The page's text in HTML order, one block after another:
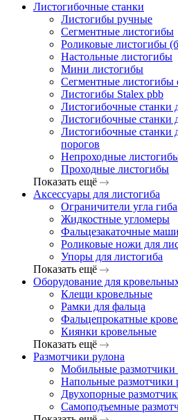
Листогибочные станки
Листогибы ручные
Сегментные листогибы
Роликовые листогибы
Настольные листогибы
Мини листогибы
Сегментные листогибы
Листогибы Stalex pbb
Листогибочные станки
Листогибочные станки
Листогибочные станки
порогов
Непроходные
Проходные листогибы
Показать ещё
Аксессуары для листогиба
Ограничители угла гиба
Жидкостные угломеры
Фальцезакаточные
Роликовые ножи для
Упоры для листогиба
Показать ещё
Оборудование для
Клещи кровельные
Рамки для фальца
Фальцепрокатные
Киянки кровельные
Показать ещё
Размотчики рулона
Мобильные размотчики
Напольные размотчики
Двухопорные
Самоподъемные